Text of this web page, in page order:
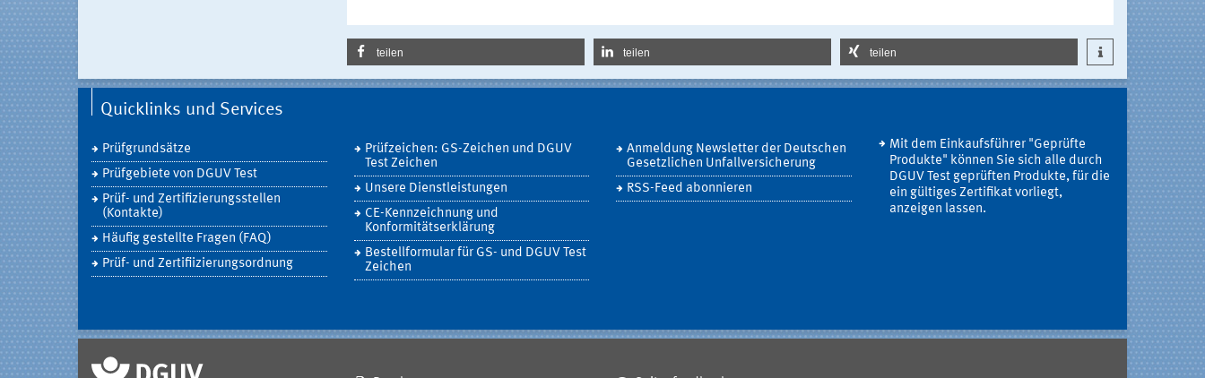
teilen teilen teilen
Quicklinks und Services
Prüfgrundsätze
Prüfgebiete von DGUV Test
Prüf- und Zertifizierungsstellen
(Kontakte)
Häufig gestellte Fragen (FAQ)
Prüf- und Zertifiizierungsordnung
Prüfzeichen: GS-Zeichen und DGUV
Test Zeichen
Unsere Dienstleistungen
CE-Kennzeichnung und
Konformitätserklärung
Bestellformular für GS- und DGUV Test
Zeichen
Anmeldung Newsletter der Deutschen
Gesetzlichen Unfallversicherung
RSS-Feed abonnieren
Mit dem Einkaufsführer "Geprüfte
Produkte" können Sie sich alle durch
DGUV Test geprüften Produkte, für die
ein gültiges Zertifikat vorliegt,
anzeigen lassen.